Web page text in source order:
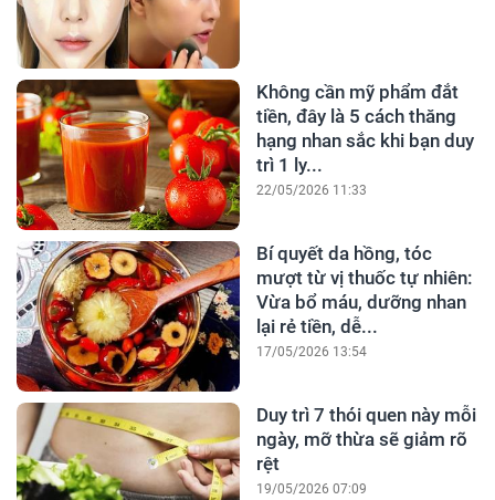
Không cần mỹ phẩm đắt
tiền, đây là 5 cách thăng
hạng nhan sắc khi bạn duy
trì 1 ly...
22/05/2026 11:33
Bí quyết da hồng, tóc
mượt từ vị thuốc tự nhiên:
Vừa bổ máu, dưỡng nhan
lại rẻ tiền, dễ...
17/05/2026 13:54
Duy trì 7 thói quen này mỗi
ngày, mỡ thừa sẽ giảm rõ
rệt
19/05/2026 07:09